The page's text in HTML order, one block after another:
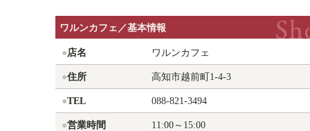
ワルンカフェ／基本情報
●店名 ワルンカフェ
●住所 高知市越前町1-4-3
●TEL 088-821-3494
●営業時間 11:00～15:00